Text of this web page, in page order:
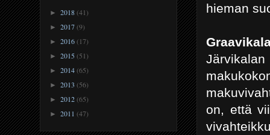
hieman
on, että
► 2018(41)
► 2017(9)
► 2016(17)
► 2015(51)
► 2014(65)
► 2013 (56)
► 2012(65)
► 2011 (47)